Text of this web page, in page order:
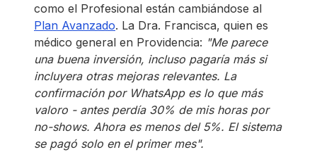
como el Profesional están cambiándose al
Plan Avanzado. La Dra. Francisca, quien es
médico general en Providencia: "Me parece
una buena inversión, incluso pagaría más si
incluyera otras mejoras relevantes. La
confirmación por WhatsApp es lo que más
valoro - antes perdía 30% de mis horas por
no-shows. Ahora es menos del 5%. El sistema
se pagó solo en el primer mes".